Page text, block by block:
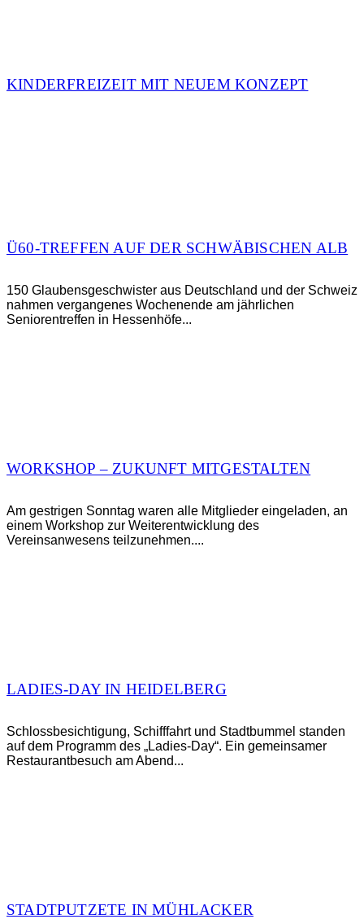
KINDERFREIZEIT MIT NEUEM KONZEPT
Ü60-TREFFEN AUF DER SCHWÄBISCHEN ALB
150 Glaubensgeschwister aus Deutschland und der Schweiz
nahmen vergangenes Wochenende am jährlichen
Seniorentreffen in Hessenhöfe...
WORKSHOP – ZUKUNFT MITGESTALTEN
Am gestrigen Sonntag waren alle Mitglieder eingeladen, an
einem Workshop zur Weiterentwicklung des
Vereinsanwesens teilzunehmen....
LADIES-DAY IN HEIDELBERG
Schlossbesichtigung, Schifffahrt und Stadtbummel standen
auf dem Programm des „Ladies-Day“. Ein gemeinsamer
Restaurantbesuch am Abend...
STADTPUTZETE IN MÜHLACKER